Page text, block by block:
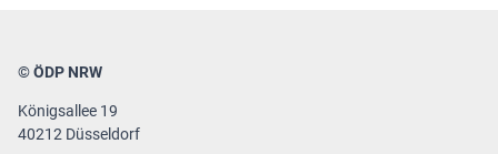
© ÖDP NRW
Königsallee 19
40212 Düsseldorf